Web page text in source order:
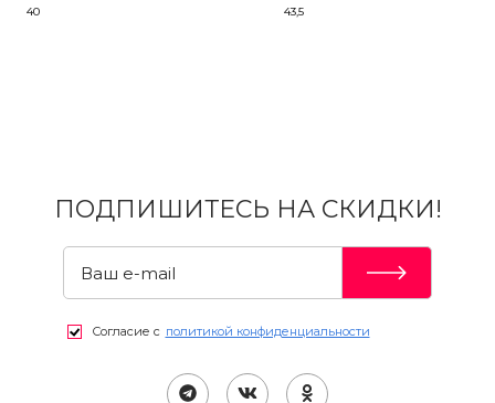
40 43,5
ПОДПИШИТЕСЬ НА СКИДКИ!
Согласие с политикой конфиденциальности